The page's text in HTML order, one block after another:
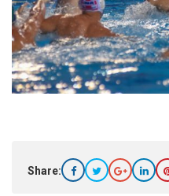
Share: